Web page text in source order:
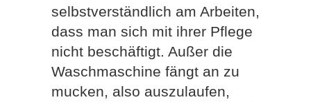
selbstverständlich am Arbeiten,
dass man sich mit ihrer Pflege
nicht beschäftigt. Außer die
Waschmaschine fängt an zu
mucken, also auszulaufen,